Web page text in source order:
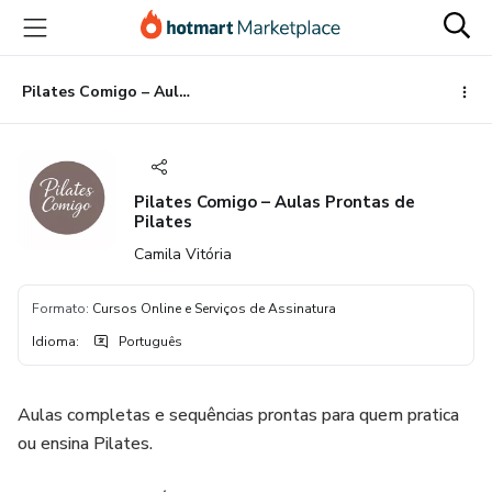
para
conteúdo
principal
para
pagamento
para
rodapé
Pilates Comigo – Aulas Prontas de Pilates
Pilates Comigo – Aulas Prontas de
Pilates
Camila Vitória
Formato: Cursos Online e Serviços de Assinatura
Idioma: Português
Aulas completas e sequências prontas para quem pratica
ou ensina Pilates.